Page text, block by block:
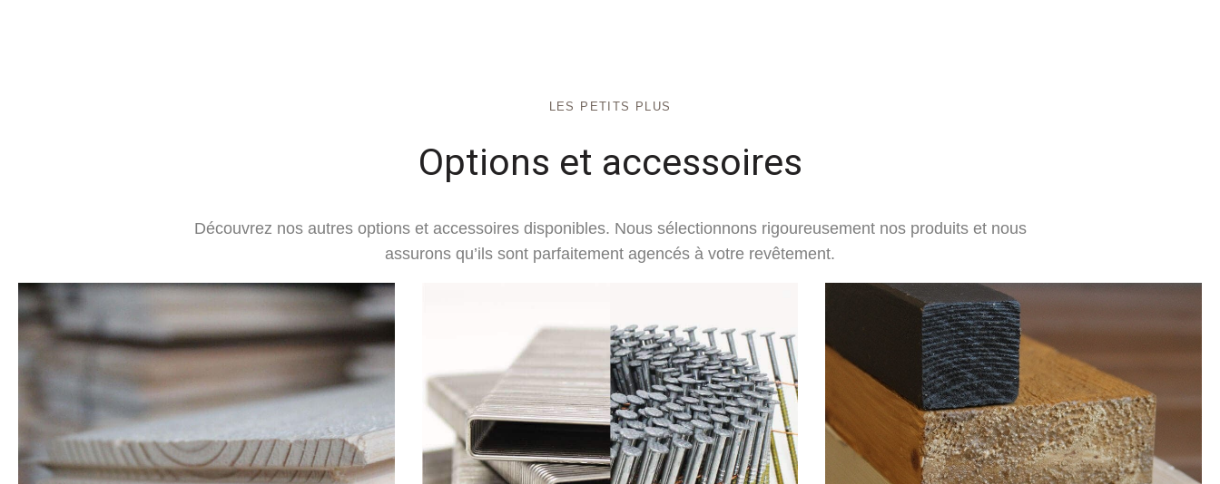
LES PETITS PLUS
Options et accessoires
Découvrez nos autres options et accessoires disponibles. Nous sélectionnons rigoureusement nos produits et nous
assurons qu’ils sont parfaitement agencés à votre revêtement.